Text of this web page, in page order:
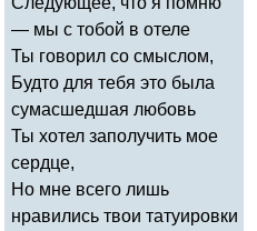
— мы с тобой в отеле
Ты говорил со смыслом,
Будто для тебя это была
сумасшедшая любовь
Ты хотел заполучить мое
сердце,
Но мне всего лишь
нравились твои татуировки